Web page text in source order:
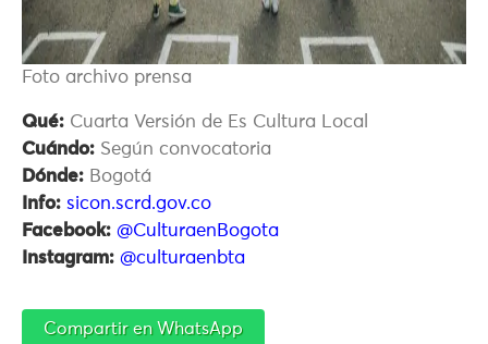
Foto archivo prensa
Qué: Cuarta Versión de Es Cultura Local
Cuándo: Según convocatoria
Dónde: Bogotá
Info: sicon.scrd.gov.co
Facebook: @CulturaenBogota
Instagram: @culturaenbta
Compartir en WhatsApp